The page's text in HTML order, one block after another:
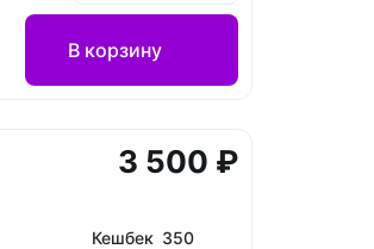
В корзину
3 500 ₽
Кешбек 350